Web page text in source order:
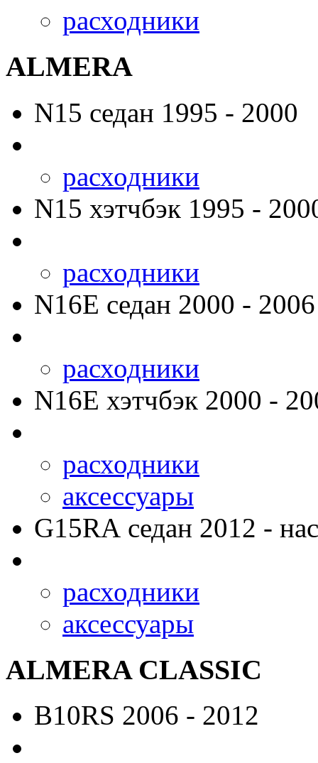
расходники
ALMERA
N15 седан 1995 - 2000
расходники
N15 хэтчбэк 1995 -
расходники
N16E седан 2000 - 2006
расходники
N16E хэтчбэк 2000 -
расходники
аксессуары
G15RA седан 2012 -
расходники
аксессуары
ALMERA CLASSIC
B10RS 2006 - 2012